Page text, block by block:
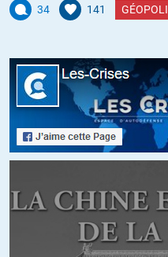
qui transmettent les amendes
Et quand les flics font autre
l’état » en allant taper sur des
par les pratiques «
aussi municipales qui ne sont
la population.
lâche dans les rues l’armée
tradition de tirer dans le tas.
34 141